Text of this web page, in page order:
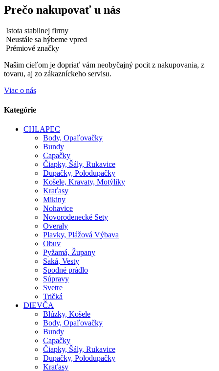
Prečo nakupovať u nás
Istota stabilnej firmy
Neustále sa hýbeme vpred
Prémiové značky
Našim cieľom je dopriať vám neobyčajný pocit z nakupovania, z
tovaru, aj zo zákazníckeho servisu.
Viac o nás
Kategórie
CHLAPEC
Body, Opaľovačky
Bundy
Capačky
Čiapky, Šály, Rukavice
Dupačky, Polodupačky
Košele, Kravaty, Motýliky
Kraťasy
Mikiny
Nohavice
Novorodenecké Sety
Overaly
Plavky, Plážová Výbava
Obuv
Pyžamá, Župany
Saká, Vesty
Spodné prádlo
Súpravy
Svetre
Tričká
DIEVČA
Blúzky, Košele
Body, Opaľovačky
Bundy
Capačky
Čiapky, Šály, Rukavice
Dupačky, Polodupačky
Kraťasy